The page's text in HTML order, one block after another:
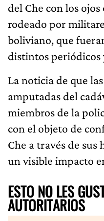
del Che con los
rodeado por
boliviano, que
distintos periódicos
La noticia de que
amputadas del
miembros de la
con el objeto de
Che a través de
un visible impacto
ESTO NO LES
AUTORITARIOS